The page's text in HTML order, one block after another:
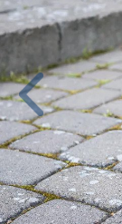
Previous